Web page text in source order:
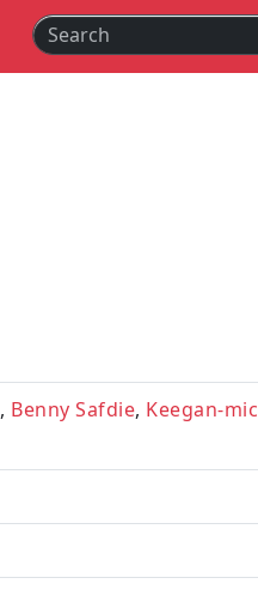
, Benny Safdie, Keegan-